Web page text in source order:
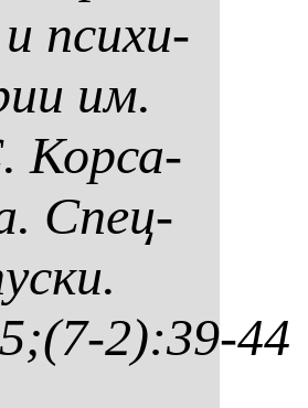
и пси­хи­
им.
Кор­са­
Спец­
2):39-44